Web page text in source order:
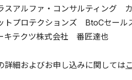
スアルファ・コンサルティング
トプロテクションズ BtoCセー
キテクツ株式会社 番匠達也
詳細およびお申し込みに関しては